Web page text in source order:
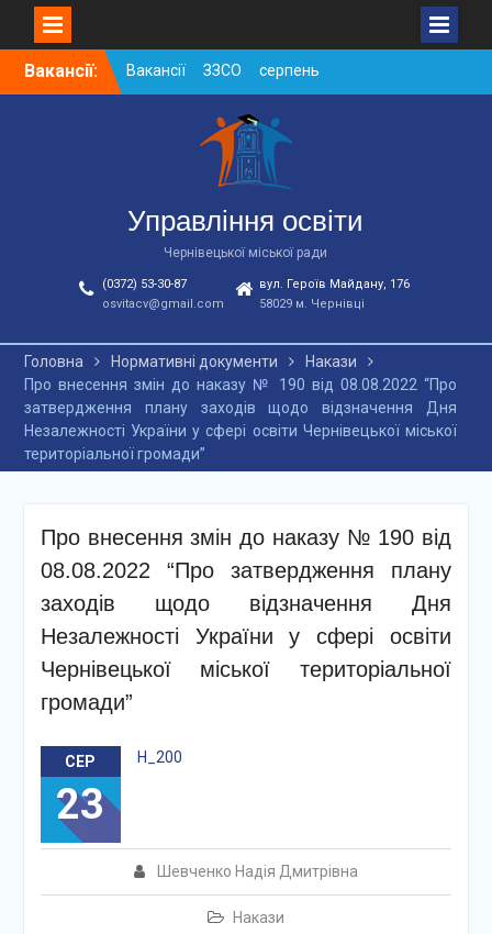
SkipВакансії:
Вакансії ЗЗСО серпень
2026
Вакансії ЗЗСО червень
Вакансії у ЗДО та
дошкільних підрозділах
ЗЗСО станом на
01.08.2026 р.
Управління освіти
Чернівецької міської ради
(0372) 53-30-87
osvitacv@gmail.com
вул. Героїв Майдану, 176
58029 м. Чернівці
Головна Нормативні документи
Накази
Про внесення змін до наказу № 190 від 08.08.2022 “Про
затвердження плану заходів щодо відзначення Дня
Незалежності України у сфері освіти Чернівецької міської
територіальної громади”
Про внесення змін до наказу № 190 від
08.08.2022 “Про затвердження плану
заходів щодо відзначення Дня
Незалежності України у сфері освіти
Чернівецької міської територіальної
громади”
СЕР
23
Шевченко Надія Дмитрівна
Накази
Н_200